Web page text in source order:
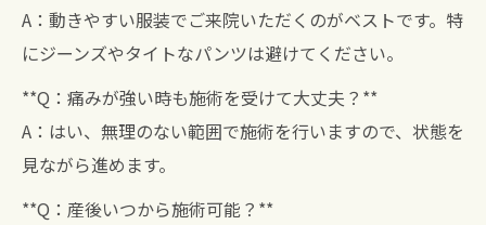
A：動きやすい服装でご来院いただくのがベストです。特
にジーンズやタイトなパンツは避けてください。
**Q：痛みが強い時も施術を受けて大丈夫？**
A：はい、無理のない範囲で施術を行いますので、状態を
見ながら進めます。
**Q：産後いつから施術可能？**